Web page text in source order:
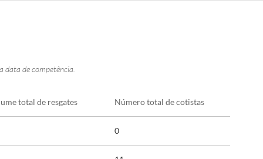
data de competência.
total de resgates Número total de cotistas
0